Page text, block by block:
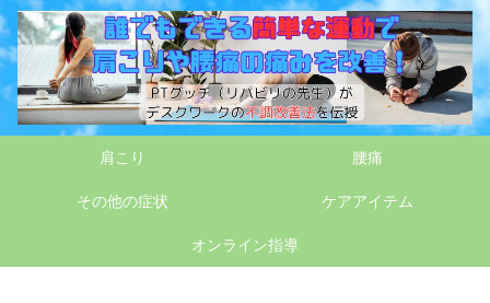
肩こり 腰痛
その他の症状 ケアアイテム
オンライン指導